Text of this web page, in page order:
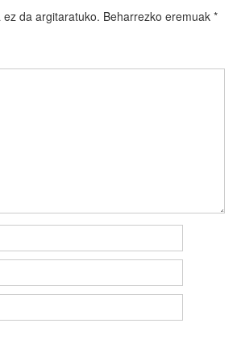
da argitaratuko. Beharrezko eremuak *